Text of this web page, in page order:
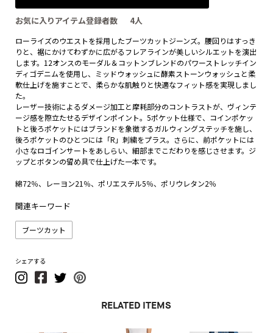
お気に入りアイテム登録者数 4人
ローライズのウエストを採用したブーツカットジーンズ。腰回りはすっき
りと、裾にかけてわずかに広がるフレアラインが美しいシルエットを演出
します。12オンスのモーダル＆コットンブレンドのパワーストレッチイン
ディゴデニムを使用し、ミッドウォッシュに酵素ストーンウォッシュと柔
軟仕上げを施すことで、柔らかな肌触りと快適なフィット感を実現しまし
た。
レーザー技術によるダメージ加工と摩耗部分のコントラストが、ヴィンテ
ージ感を際立たせるデザインポイント。5ポケット仕様で、コインポケッ
トと後ろポケットにはブランドを象徴するガルウィングステッチを施し、
後ろポケットのひとつには「R」刺繍をプラス。さらに、前ポケットには
小さなロゴインサートをあしらい、細部までこだわりを感じさせます。ジ
ップとボタンの留め具で仕上げた一本です。
綿72％、レーヨン21％、ポリエステル5％、ポリウレタン2％
関連キーワード
ブーツカット
シェアする
RELATED ITEMS